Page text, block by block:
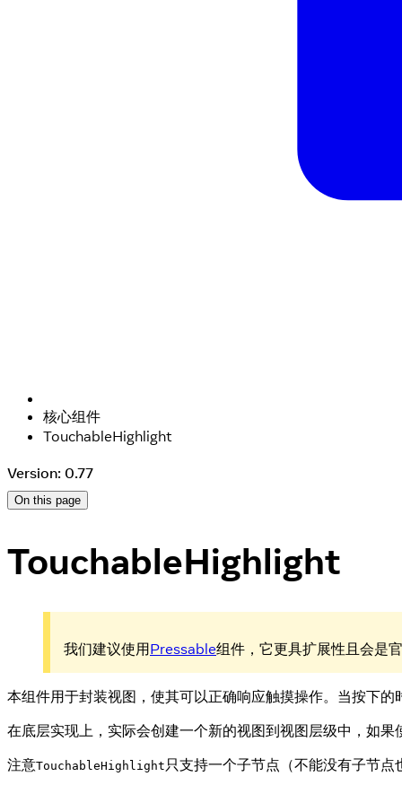
核心组件
TouchableHighlight
Version: 0.77
On this page
TouchableHighlight
我们建议使用Pressable组件，它更具扩展性且会是
本组件用于封装视图，使其可以正确响应触摸操作。当按下
在底层实现上，实际会创建一个新的视图到视图层级中，如
注意TouchableHighlight 只支持一个子节点（不能没有子节